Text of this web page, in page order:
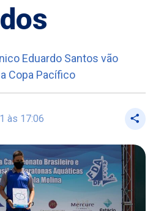
Eduardo Santos vão
Copa Pacífico
às 17:06